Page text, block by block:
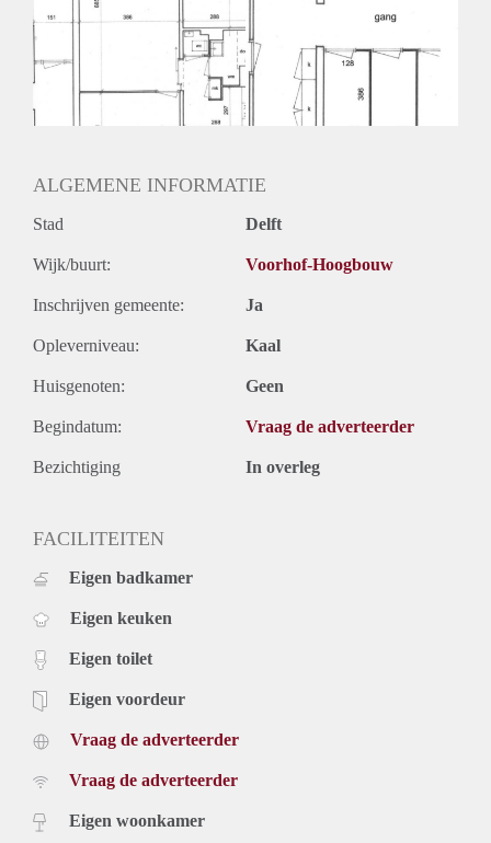
ALGEMENE INFORMATIE
Stad Delft
Wijk/buurt: Voorhof-Hoogbouw
Inschrijven gemeente: Ja
Opleverniveau: Kaal
Huisgenoten: Geen
Begindatum: Vraag de adverteerder
Bezichtiging In overleg
FACILITEITEN
Eigen badkamer
Eigen keuken
Eigen toilet
Eigen voordeur
Vraag de adverteerder
Vraag de adverteerder
Eigen woonkamer